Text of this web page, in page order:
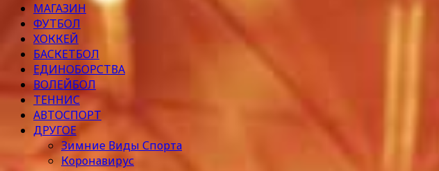
МАГАЗИН
ФУТБОЛ
ХОККЕЙ
БАСКЕТБОЛ
ЕДИНОБОРСТВА
ВОЛЕЙБОЛ
ТЕННИС
АВТОСПОРТ
ДРУГОЕ
Зимние Виды Спорта
Коронавирус